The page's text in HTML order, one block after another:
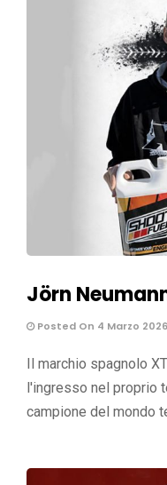
Jörn
Posted On 4 Marzo 2026
Il marchio spagnolo
l'ingresso nel proprio
campione del mondo